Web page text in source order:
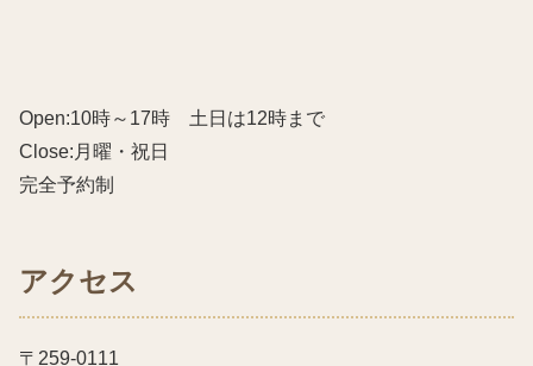
Open:10時～17時 土日は12時まで
Close:月曜・祝日
完全予約制
アクセス
〒259-0111